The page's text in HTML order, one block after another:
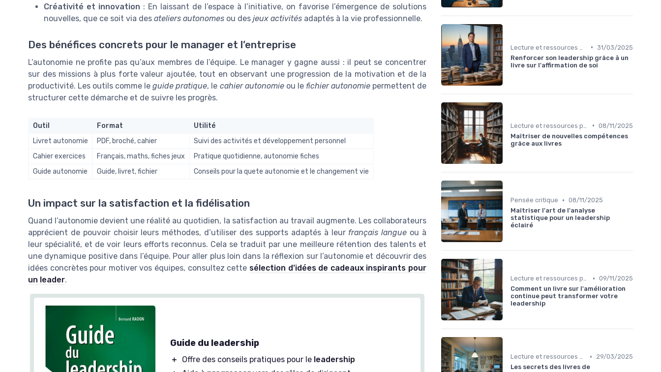
Créativité et innovation : En laissant de l’espace à l’initiative, on favorise l’émergence de solutions
nouvelles, que ce soit via des ateliers autonomes ou des jeux activités adaptés à la vie professionnelle.
Des bénéfices concrets pour le manager et l’entreprise
L’autonomie ne profite pas qu’aux membres de l’équipe. Le manager y gagne aussi : il peut se concentrer
sur des missions à plus forte valeur ajoutée, tout en observant une progression de la motivation et de la
productivité. Les outils comme leguide pratique, le cahier autonomieou le fichier autonomiepermettent de
structurer cette démarche et de suivre les progrès.
Outil Format
Utilité
Livret autonomie
PDF, broché, cahier
Suivi des activités et développement personnel
Cahier exercices
Français, maths, fiches jeux
Pratique quotidienne, autonomie fiches
Guide autonomie
Guide, livret, fichier Conseils pour la quete autonomie et le changement vie
Un impact sur la satisfaction et la fidélisation
Quand l’autonomie devient une réalité au quotidien, la satisfaction au travail augmente. Les collaborateurs
apprécient de pouvoir choisir leurs méthodes, d’utiliser des supports adaptés à leur français langue ou à
leur spécialité, et de voir leurs efforts reconnus. Cela se traduit par une meilleure rétention des talents et
une dynamique positive dans l’équipe. Pour aller plus loin dans la réflexion sur l’autonomie et découvrir des
idées concrètes pour motiver vos équipes, consultez cette sélection d’idées de cadeaux inspirants pour
un leader.
Guide du leadership
＋ Offre des conseils pratiques pour le leadership
• 31/03/2025
Renforcer son leadership grâce à un
livre sur l'affirmation de soi
• 08/11/2025
Maîtriser de nouvelles compétences
grâce aux livres
Pensée critique • 08/11/2025
Maîtriser l'art de l'analyse
statistique pour un leadership
éclairé
Lecture et ressources pour leaders • 09/11/2025
Comment un livre sur l'amélioration
continue peut transformer votre
leadership
Lecture et ressources pour leaders •
29/03/2025
Les secrets des livres de